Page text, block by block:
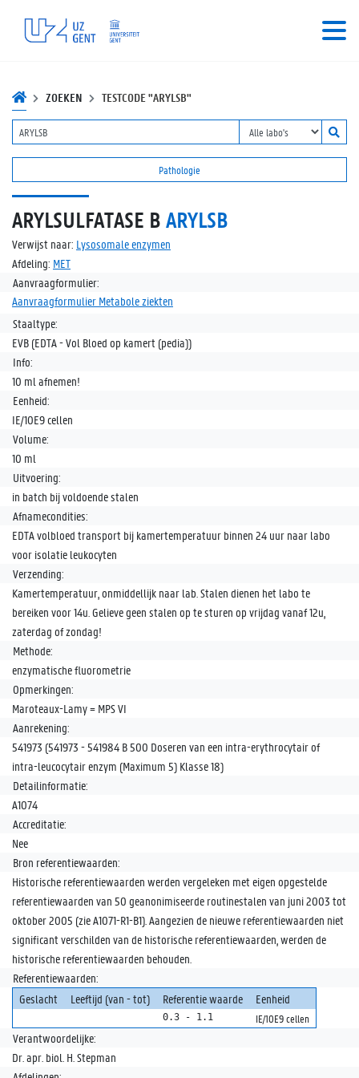
ZOEKEN TESTCODE "ARYLSB"
Pathologie
ARYLSULFATASE B ARYLSB
Verwijst naar: Lysosomale enzymen
Afdeling: MET
Aanvraagformulier:
Aanvraagformulier Metabole ziekten
Staaltype:
EVB (EDTA - Vol Bloed op kamert (pedia))
Info:
10 ml afnemen!
Eenheid:
IE/10E9 cellen
Volume:
10 ml
Uitvoering:
in batch bij voldoende stalen
Afnamecondities:
EDTA volbloed transport bij kamertemperatuur binnen 24 uur naar labo
voor isolatie leukocyten
Verzending:
Kamertemperatuur, onmiddellijk naar lab. Stalen dienen het labo te
bereiken voor 14u. Gelieve geen stalen op te sturen op vrijdag vanaf 12u,
zaterdag of zondag!
Methode:
enzymatische fluorometrie
Opmerkingen:
Maroteaux-Lamy = MPS VI
Aanrekening:
541973 (541973 - 541984 B 500 Doseren van een intra-erythrocytair of
intra-leucocytair enzym (Maximum 5) Klasse 18)
Detailinformatie:
A1074
Accreditatie:
Nee
Bron referentiewaarden:
Historische referentiewaarden werden vergeleken met eigen opgestelde
referentiewaarden van 50 geanonimiseerde routinestalen van juni 2003 tot
oktober 2005 (zie A1071-R1-B1). Aangezien de nieuwe referentiewaarden niet
significant verschilden van de historische referentiewaarden, werden de
historische referentiewaarden behouden.
Referentiewaarden:
Geslacht
Leeftijd (van - tot) Referentie waarde Eenheid
0.3 - 1.1 IE/10E9 cellen
Verantwoordelijke:
Dr. apr. biol. H. Stepman